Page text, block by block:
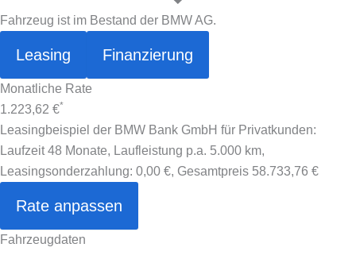
Fahrzeug ist im Bestand der BMW AG.
Leasing Finanzierung
Monatliche Rate
1.223,62 €*
Leasingbeispiel der BMW Bank GmbH für Privatkunden:
Laufzeit 48 Monate, Laufleistung p.a. 5.000 km,
Leasingsonderzahlung: 0,00 €, Gesamtpreis 58.733,76 €
Rate anpassen
Fahrzeugdaten